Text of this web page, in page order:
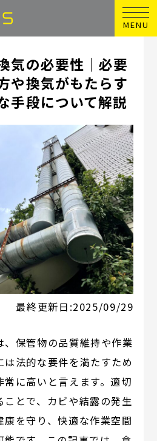
MENU
気の必要性｜必要
や換気がもたらす
手段について解説
最終更新日:2025/09/29
、保管物の品質維持や作業
法的な要件を満たすため
常に高いと言えます。適切
とで、カビや結露の発生
を守り、快適な作業空間